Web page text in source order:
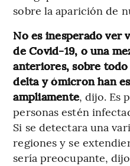
sobre la aparición de
No es inesperado ver
de Covid-19, o una
anteriores, sobre
delta y ómicron han
ampliamente, dijo. Es
personas estén
Si se detectara una
regiones y se
sería preocupante,